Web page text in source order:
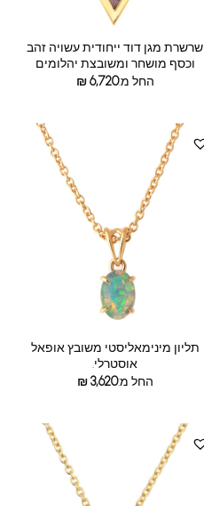
שרשרת מגן דוד ייחודית עשויה זהב
וכסף מושחר ומשובצת יהלומים
החל מ:
₪6,720
תליון מינימאליסטי משובץ אופאל
אוסטרלי.
החל מ:
₪3,620